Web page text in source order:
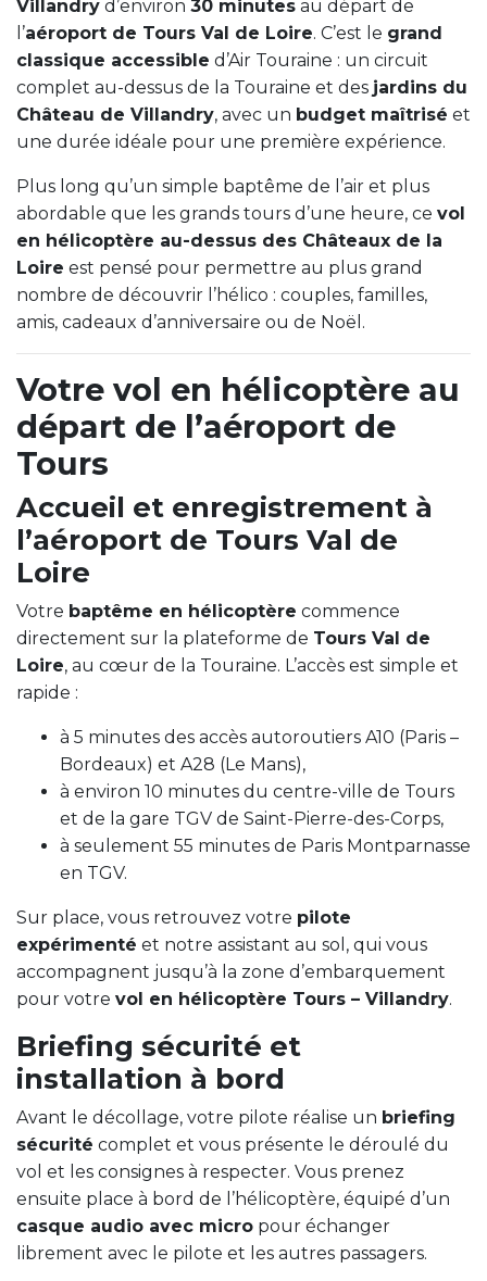
Villandry d’environ 30 minutes au départ de
l’aéroport de Tours Val de Loire. C’est le grand
classique accessible d’Air Touraine : un circuit
complet au-dessus de la Touraine et des jardins du
Château de Villandry, avec un budget maîtrisé et
une durée idéale pour une première expérience.
Plus long qu’un simple baptême de l’air et plus
abordable que les grands tours d’une heure, ce vol
en hélicoptère au-dessus des Châteaux de la
Loire est pensé pour permettre au plus grand
nombre de découvrir l’hélico : couples, familles,
amis, cadeaux d’anniversaire ou de Noël.
Votre vol en hélicoptère au
départ de l’aéroport de
Tours
Accueil et enregistrement à
l’aéroport de Tours Val de
Loire
Votre baptême en hélicoptère commence
directement sur la plateforme de Tours Val de
Loire, au cœur de la Touraine. L’accès est simple et
rapide :
à 5 minutes des accès autoroutiers A10 (Paris –
Bordeaux) et A28 (Le Mans),
à environ 10 minutes du centre-ville de Tours
et de la gare TGV de Saint-Pierre-des-Corps,
à seulement 55 minutes de Paris Montparnasse
en TGV.
Sur place, vous retrouvez votre pilote
expérimenté et notre assistant au sol, qui vous
accompagnent jusqu’à la zone d’embarquement
pour votre vol en hélicoptère Tours – Villandry.
Briefing sécurité et
installation à bord
Avant le décollage, votre pilote réalise un briefing
sécurité complet et vous présente le déroulé du
vol et les consignes à respecter. Vous prenez
ensuite place à bord de l’hélicoptère, équipé d’un
casque audio avec micro pour échanger
librement avec le pilote et les autres passagers.